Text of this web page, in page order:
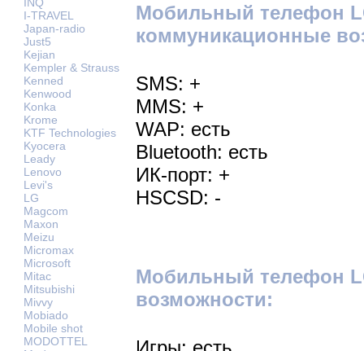
I-TRAVEL
Japan-radio
Just5
Kejian
Kempler & Strauss
Kenned
Kenwood
Konka
Krome
KTF Technologies
Kyocera
Leady
Lenovo
Levi's
LG
Magcom
Maxon
Meizu
Micromax
Microsoft
Mitac
Mitsubishi
Mivvy
Mobiado
Mobile shot
MODOTTEL
Мобильный телефон
коммуникационные
SMS: +
MMS: +
WAP: есть
Bluetooth: есть
ИК-порт: +
HSCSD: -
Мобильный телефон
возможности: